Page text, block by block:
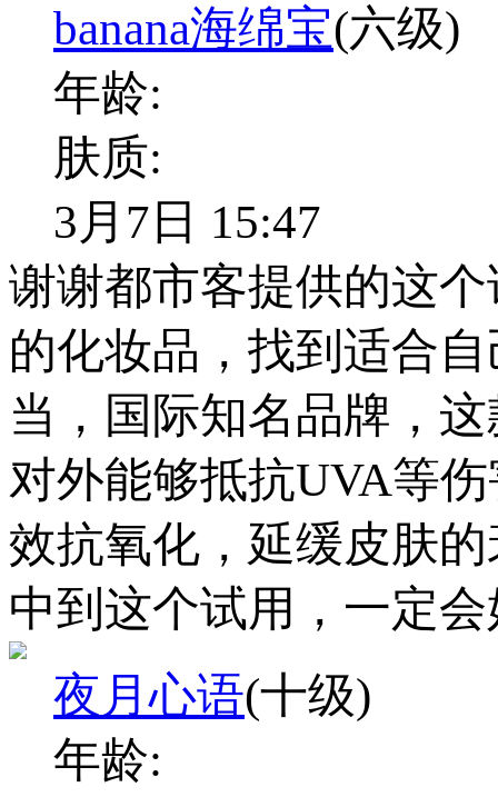
banana海绵宝(六级)
年龄:
肤质:
3月7日 15:47
谢谢都市客提供的这
的化妆品，找到适合
当，国际知名品牌，
对外能够抵抗UVA等
效抗氧化，延缓皮肤
中到这个试用，一定
夜月心语(十级)
年龄: